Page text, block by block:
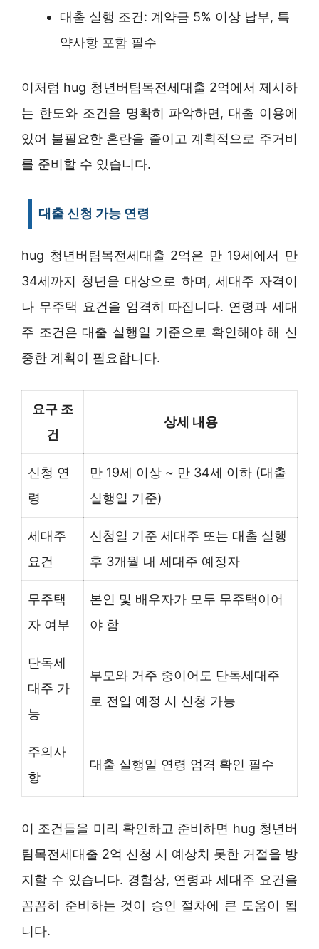
대출 실행 조건: 계약금 5% 이상 납부, 특
약사항 포함 필수
이처럼 hug 청년버팀목전세대출 2억에서 제시하
는 한도와 조건을 명확히 파악하면, 대출 이용에
있어 불필요한 혼란을 줄이고 계획적으로 주거비
를 준비할 수 있습니다.
대출 신청 가능 연령
hug 청년버팀목전세대출 2억은 만 19세에서 만
34세까지 청년을 대상으로 하며, 세대주 자격이
나 무주택 요건을 엄격히 따집니다. 연령과 세대
주 조건은 대출 실행일 기준으로 확인해야 해 신
중한 계획이 필요합니다.
요구 조
건
상세 내용
신청 연
령
만 19세 이상 ~ 만 34세 이하 (대출
실행일 기준)
세대주
요건
신청일 기준 세대주 또는 대출 실행
후 3개월 내 세대주 예정자
무주택
자 여부
본인 및 배우자가 모두 무주택이어
야 함
단독세
대주 가
능
부모와 거주 중이어도 단독세대주
로 전입 예정 시 신청 가능
주의사
항
대출 실행일 연령 엄격 확인 필수
이 조건들을 미리 확인하고 준비하면 hug 청년버
팀목전세대출 2억 신청 시 예상치 못한 거절을 방
지할 수 있습니다. 경험상, 연령과 세대주 요건을
꼼꼼히 준비하는 것이 승인 절차에 큰 도움이 됩
니다.